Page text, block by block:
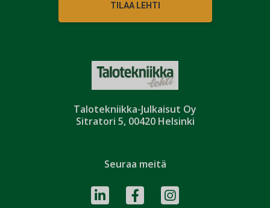
Talotekniikka-Julkaisut Oy
Sitratori 5, 00420 Helsinki
TILAA LEHTI
Seuraa meitä